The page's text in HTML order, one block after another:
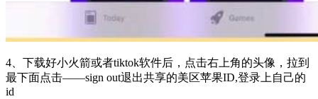
4、下载好小火箭或者tiktok软件后，点击右上角的头像，拉到
最下面点击——sign out退出共享的美区苹果ID,登录上自己的
id